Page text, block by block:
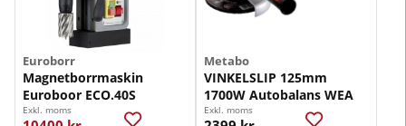
Euroborr
Magnetborrmaskin
Euroboor ECO.40S
Exkl. moms
Metabo
VINKELSLIP 125mm
1700W Autobalans WEA
Exkl. moms